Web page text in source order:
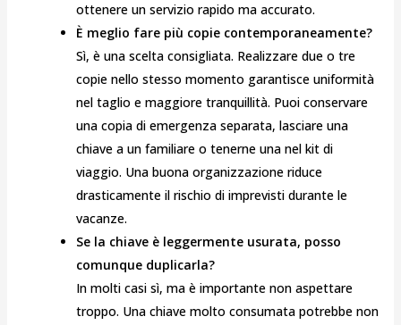
ottenere un servizio rapido ma accurato.
È meglio fare più copie contemporaneamente?
Sì, è una scelta consigliata. Realizzare due o tre
copie nello stesso momento garantisce uniformità
nel taglio e maggiore tranquillità. Puoi conservare
una copia di emergenza separata, lasciare una
chiave a un familiare o tenerne una nel kit di
viaggio. Una buona organizzazione riduce
drasticamente il rischio di imprevisti durante le
vacanze.
Se la chiave è leggermente usurata, posso
comunque duplicarla?
In molti casi sì, ma è importante non aspettare
troppo. Una chiave molto consumata potrebbe non